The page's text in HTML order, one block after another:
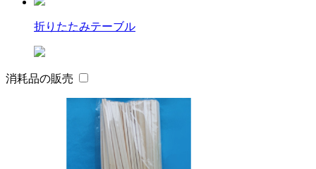
折りたたみテーブル
消耗品の販売